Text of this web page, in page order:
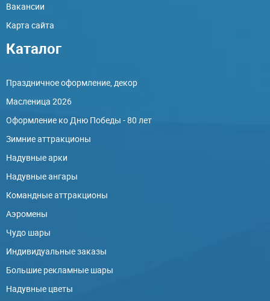
Вакансии
Карта сайта
Каталог
Праздничное оформление, декор
Масленица 2026
Оформление ко Дню Победы - 80 лет
Зимние аттракционы
Надувные арки
Надувные ангары
Командные аттракционы
Аэромены
Чудо шары
Индивидуальные заказы
Большие рекламные шары
Надувные цветы